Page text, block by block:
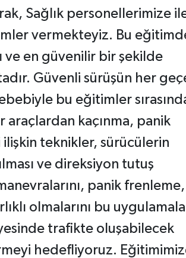
Sağlık personellerimize
vermekteyiz. Bu
ve en güvenilir bir şekilde
Güvenli sürüşün her
bu eğitimler
kaçınma, panik
ilişkin teknikler, sürücülerin
ve direksiyon tutuş
panik
olmalarını bu
trafikte oluşabilecek
hedefliyoruz.